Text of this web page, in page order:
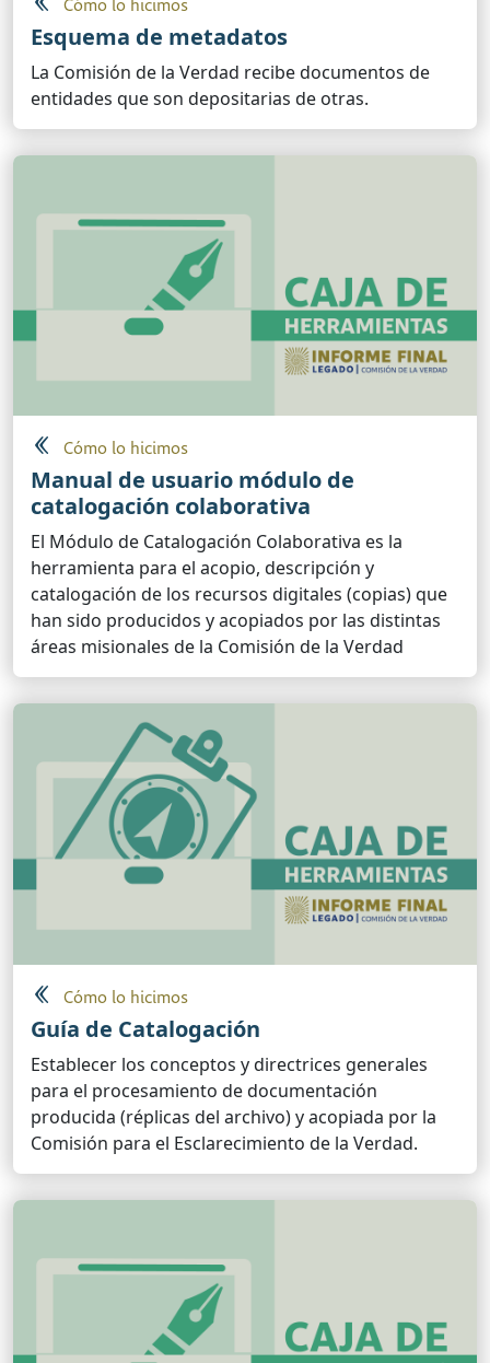
Cómo lo hicimos
Esquema de metadatos
La Comisión de la Verdad recibe documentos de
entidades que son depositarias de otras.
Cómo lo hicimos
Manual de usuario módulo de
catalogación colaborativa
El Módulo de Catalogación Colaborativa es la
herramienta para el acopio, descripción y
catalogación de los recursos digitales (copias) que
han sido producidos y acopiados por las distintas
áreas misionales de la Comisión de la Verdad
Cómo lo hicimos
Guía de Catalogación
Establecer los conceptos y directrices generales
para el procesamiento de documentación
producida (réplicas del archivo) y acopiada por la
Comisión para el Esclarecimiento de la Verdad.